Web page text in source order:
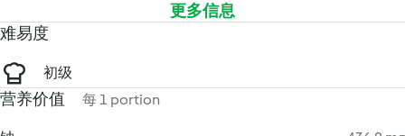
更多信息
难易度
初级
营养价值 每 1 portion